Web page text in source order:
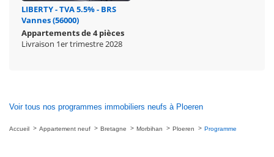
LIBERTY - TVA 5.5% - BRS
Vannes (56000)
Appartements de 4 pièces
Livraison 1er trimestre 2028
Voir tous nos programmes immobiliers neufs à Ploeren
Accueil Appartement neuf Bretagne Morbihan Ploeren Programme